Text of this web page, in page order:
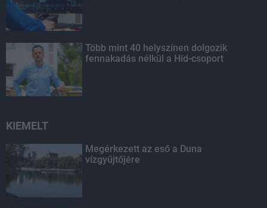
Több mint 40 helyszínen dolgozik
fennakadás nélkül a Híd-csoport
KIEMELT
Megérkezett az eső a Duna
vízgyűjtőjére